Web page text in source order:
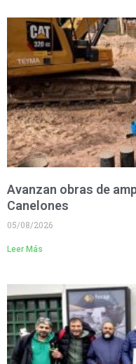
Avanzan obras de
Canelones
05/08/2026
Leer Más